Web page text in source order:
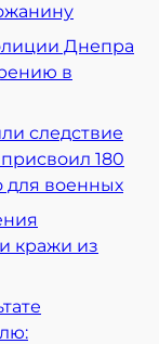
Днепра
в
следствие
180
для военных
кражи из